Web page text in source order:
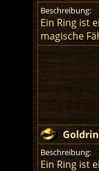
Beschreibung:
Ein Ring ist
magische
Beschreibung:
Ein Ring ist